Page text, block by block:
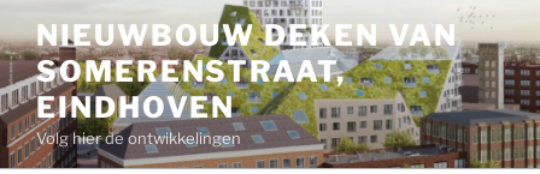
naar
de
inhoud
NIEUWBOUW DEKEN VAN
SOMERENSTRAAT,
EINDHOVEN
Volg hier de ontwikkelingen